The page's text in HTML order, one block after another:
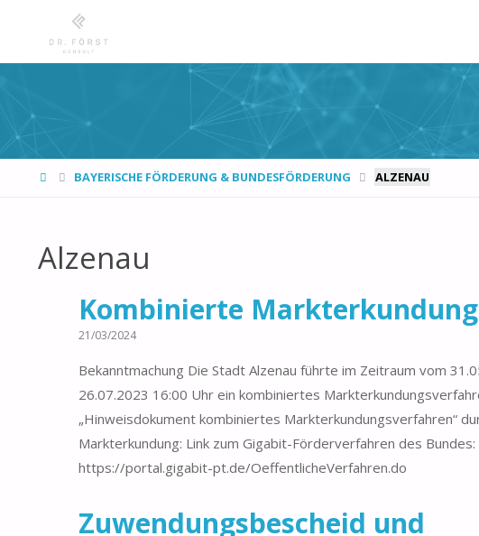
STARTBAYERISCHE FÖRDERUNG & BUNDESFÖRDERUNG ALZENAU
Alzenau
Kombinierte Markterkundung
21/03/2024
Bekanntmachung Die Stadt Alzenau führte im Zeitraum vom
26.07.2023 16:00 Uhr ein kombiniertes
„Hinweisdokument kombiniertes Markterkundungsverfahren“
Markterkundung: Link zum Gigabit-Förderverfahren des Bundes:
https://portal.gigabit-pt.de/OeffentlicheVerfahren.do
Zuwendungsbescheid und